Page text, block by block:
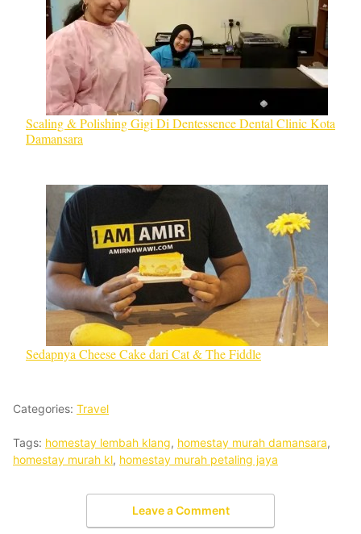
Scaling & Polishing Gigi Di Dentessence Dental Clinic Kota
Damansara
Sedapnya Cheese Cake dari Cat & The Fiddle
Categories: Travel
Tags: homestay lembah klang, homestay murah damansara,
homestay murah kl, homestay murah petaling jaya
Leave a Comment